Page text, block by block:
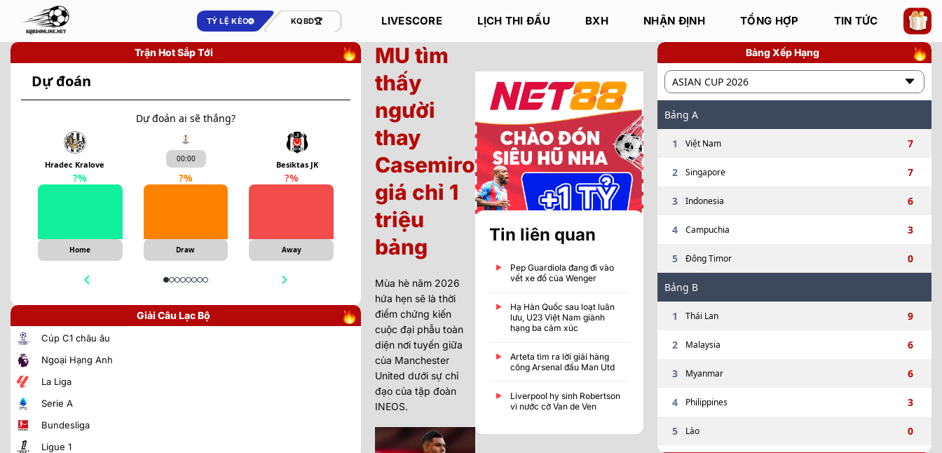
nội
dung
TỶ LỆ KÈO KQBD LIVESCORE LỊCH THI ĐẤU BXH NHẬN ĐỊNH TỔNG HỢP TIN TỨC
Trận Hot Sắp Tới
Dự đoán
Dự đoán ai sẽ thắng?
Hradec Kralove
00:00
Besiktas JK
?%
Home
?%
Draw
?%
Away
Dự đoán ai sẽ thắng?
Red Bull Salzburg
00:00
Pafos FC
Home
?% %
Giải Câu Lạc Bộ
Cúp C1 châu âu
Ngoại Hạng Anh
La Liga
Serie A
Bundesliga
Ligue 1
MU tìm
thấy
người
thay
Casemiro
giá chỉ 1
triệu
bảng
Mùa hè năm 2026
hứa hẹn sẽ là thời
điểm chứng kiến
cuộc đại phẫu toàn
diện nơi tuyến giữa
của Manchester
United dưới sự chỉ
đạo của tập đoàn
INEOS.
Tin liên quan
Pep Guardiola đang đi vào
vết xe đổ của Wenger
Hạ Hàn Quốc sau loạt luân
lưu, U23 Việt Nam giành
hạng ba cảm xúc
Arteta tìm ra lời giải hàng
công Arsenal đấu Man Utd
Liverpool hy sinh Robertson
vì nước cờ Van de Ven
Bảng Xếp Hạng
ASIAN CUP 2026
Bảng A
1 Việt Nam 7
2 Singapore 7
3 Indonesia 6
4 Campuchia 3
5 Đông Timor 0
Bảng B
1 Thái Lan 9
2 Malaysia 6
3 Myanmar 6
4 Philippines 3
5 Lào 0